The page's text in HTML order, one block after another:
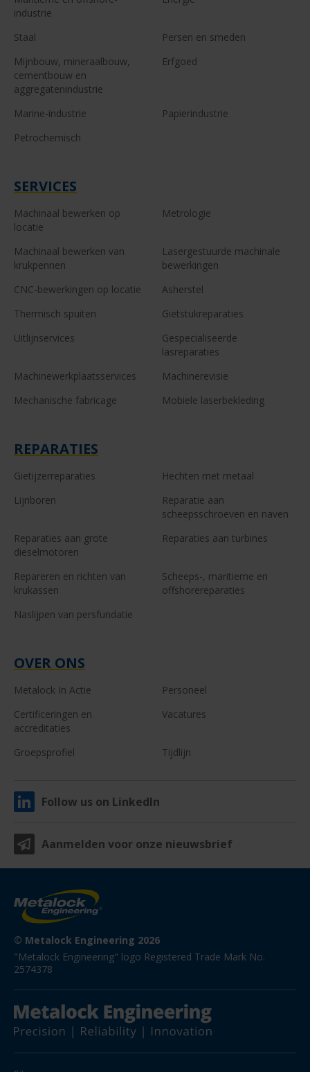
industrie
Staal
Persen en smeden
Mijnbouw, mineraalbouw,
cementbouw en
aggregatenindustrie
Erfgoed
Marine-industrie
Papierindustrie
Petrochemisch
SERVICES
Machinaal bewerken op
locatie
Metrologie
Machinaal bewerken van
krukpennen
Lasergestuurde machinale
bewerkingen
CNC-bewerkingen op locatie
Asherstel
Thermisch spuiten
Gietstukreparaties
Uitlijnservices
Gespecialiseerde
lasreparaties
Machinewerkplaatsservices
Machinerevisie
Mechanische fabricage
Mobiele laserbekleding
REPARATIES
Gietijzerreparaties
Hechten met metaal
Lijnboren
Reparatie aan
scheepsschroeven en naven
Reparaties aan grote
dieselmotoren
Reparaties aan turbines
Repareren en richten van
krukassen
Scheeps-, maritieme en
offshorereparaties
Naslijpen van persfundatie
OVER ONS
Metalock In Actie
Personeel
Certificeringen en
accreditaties
Vacatures
Groepsprofiel Tijdlijn
Follow us on LinkedIn
Aanmelden voor onze nieuwsbrief
© Metalock Engineering 2026
"Metalock Engineering" logo Registered Trade Mark No.
2574378